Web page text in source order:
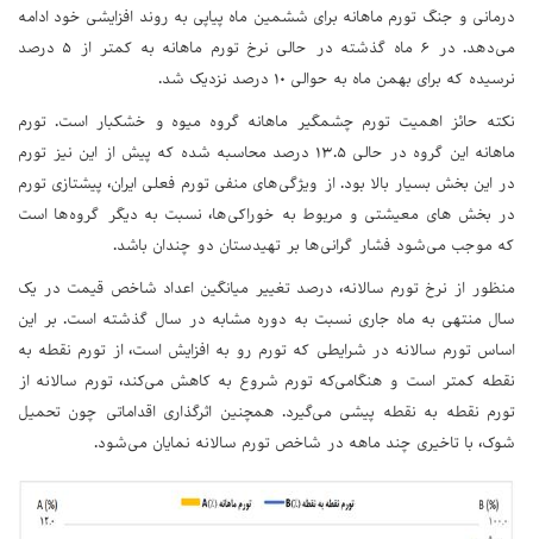
درمانی و جنگ تورم ماهانه برای ششمین ماه پیاپی به روند افزایشی خود ادامه
می‌دهد. در ۶ ماه گذشته در حالی نرخ تورم ماهانه به کمتر از ۵ درصد
نرسیده که برای بهمن ماه به حوالی ۱۰ درصد نزدیک شد.
نکته حائز اهمیت تورم چشمگیر ماهانه گروه میوه و خشکبار است. تورم
ماهانه این گروه در حالی ۱۳.۵ درصد محاسبه شده که پیش از این نیز تورم
در این بخش بسیار بالا بود. از ویژگی‌های منفی تورم فعلی ایران، پیشتازی تورم
در بخش های معیشتی و مربوط به خوراکی‌ها، نسبت به دیگر گروه‌ها است
که موجب می‌شود فشار گرانی‌ها بر تهیدستان دو چندان باشد.
منظور از نرخ تورم سالانه، درصد تغییر میانگین اعداد شاخص قیمت در یک
سال منتهی به ماه جاری نسبت به دوره مشابه در سال گذشته است. بر این
اساس تورم سالانه در شرایطی که تورم رو به افزایش است، از تورم نقطه به
نقطه کمتر است و هنگامی‌که تورم شروع به کاهش می‌کند، تورم سالانه از
تورم نقطه به نقطه پیشی می‌گیرد. همچنین اثرگذاری اقداماتی چون تحمیل
شوک، با تاخیری چند ماهه در شاخص تورم سالانه نمایان می‌شود.